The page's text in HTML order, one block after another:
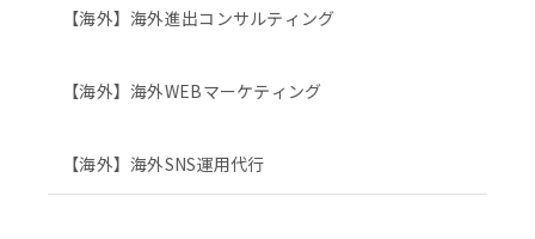
【海外】海外進出コンサルティング
【海外】海外WEBマーケティング
【海外】海外SNS運用代行